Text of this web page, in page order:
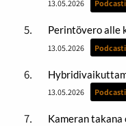
13.05.2026
Perintövero alle
13.05.2026
13.05.2026
Kameran takana